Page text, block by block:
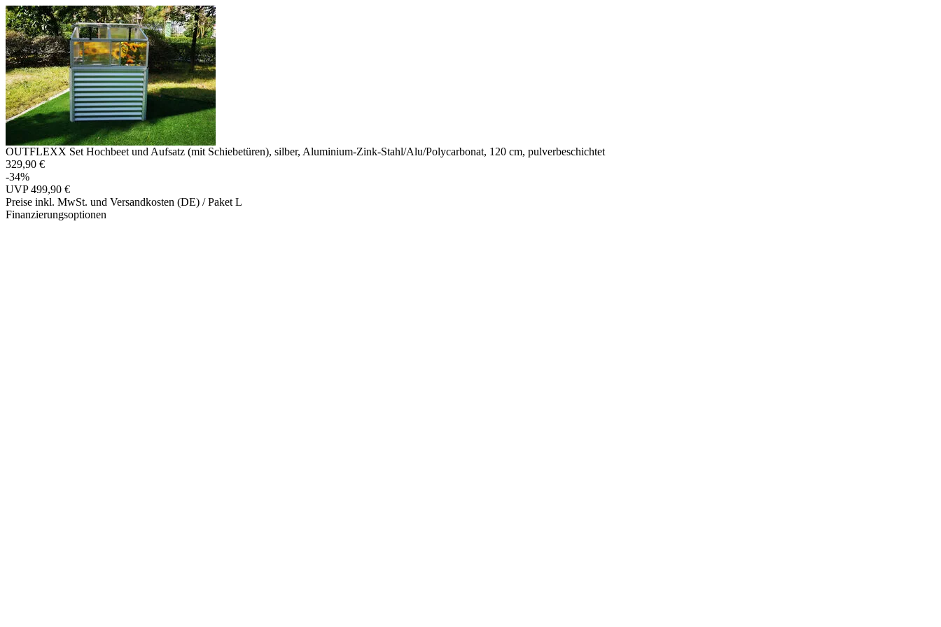
OUTFLEXX Set Hochbeet und Aufsatz (mit Schiebetüren), silber, Aluminium-Zink-Stahl/Alu/Polycarbonat, 120 cm, pulverbeschichtet
329,90 €
-34%
UVP499,90 €
Preise inkl. MwSt. und Versandkosten (DE) / Paket L
Finanzierungsoptionen